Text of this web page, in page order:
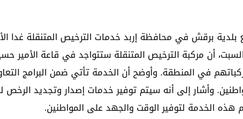
إحباط عمليتين لتهريب مادة الكبتاجون إلى الخليج
أثناء محاولتهم عبور القناة الإنجليزية باتجاه بريطانيا
للمرة الأولى منذ عامين ونصف
برقش في محافظة إربد خدمات الترخيص المتنقلة غدا
أن مركبة الترخيص المتنقلة ستتواجد في قاعة الأمير
في المنطقة. وأوضح أن الخدمة تأتي ضمن البرامج
وأشار إلى أنه سيتم توفير خدمات إصدار وتجديد
الخدمة لتوفير الوقت والجهد على المواطنين.